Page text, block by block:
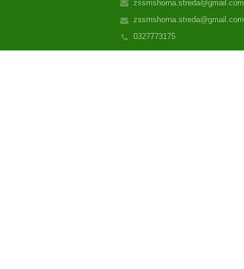
zssmshorna.streda@gmail.com
zssmshorna.streda@gmail.com
0327773175
+42132/7773175 - riaditeľ školy